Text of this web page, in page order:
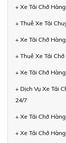
+ Xe Tải Chở
+ Thuê Xe Tải
+ Xe Tải Chở
+ Thuê Xe Tải
+ Xe Tải Chở
+ Dịch Vụ Xe Tải
24/7
+ Xe Tải Chở
+ Xe Tải Chở